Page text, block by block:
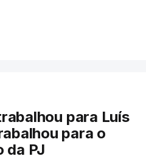
para Luís
para o
da PJ